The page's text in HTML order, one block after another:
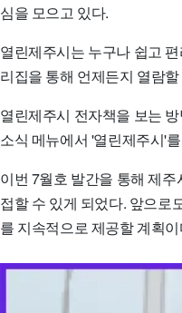
심을 모으고 있다.
열린제주시는 누구나 쉽고
리집을 통해 언제든지 열람
열린제주시 전자책을 보는
소식 메뉴에서 '열린제주시'
이번 7월호 발간을 통해 제
접할 수 있게 되었다. 앞으로
를 지속적으로 제공할 계획